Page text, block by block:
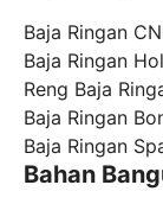
Baja Ringan
Baja Ringan
Reng Baja
Baja Ringan
Baja Ringan
Bahan